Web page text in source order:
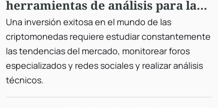
herramientas de análisis para las
criptomonedas
Una inversión exitosa en el mundo de las
criptomonedas requiere estudiar constantemente
las tendencias del mercado, monitorear foros
especializados y redes sociales y realizar análisis
técnicos.